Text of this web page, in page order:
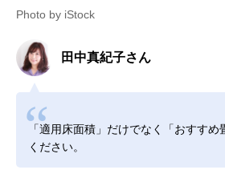
Photo by iStock
田中真紀子さん
「適用床面積」だけでなく「おすす
ください。